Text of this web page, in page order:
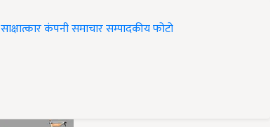
साक्षात्कारकंपनी समाचारसम्पादकीयफोटो